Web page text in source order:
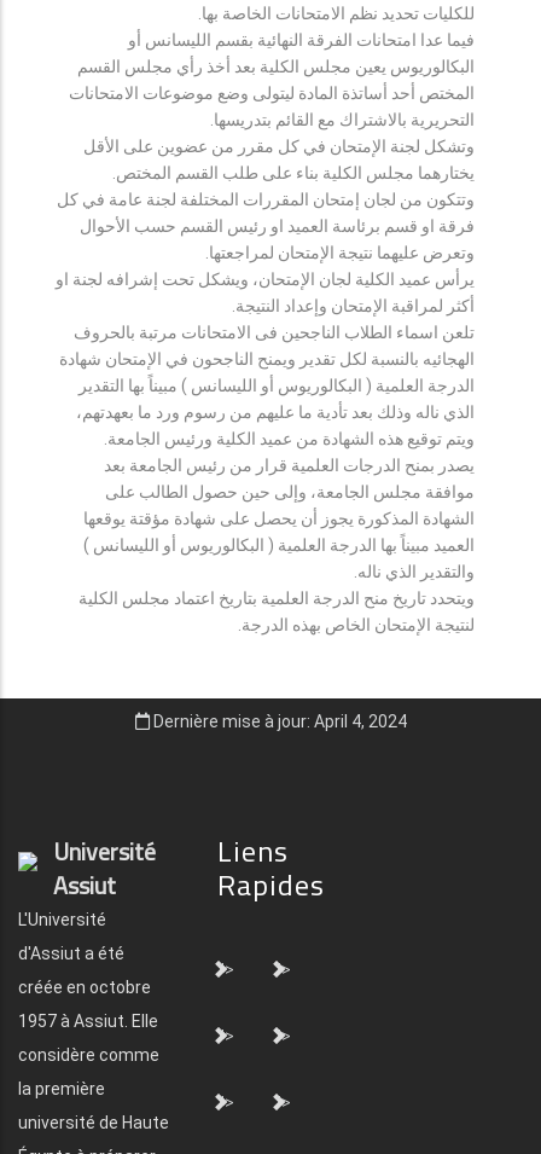
للكليات تحديد نظم الامتحانات الخاصة بها.
فيما عدا امتحانات الفرقة النهائية بقسم الليسانس أو
البكالوريوس يعين مجلس الكلية بعد أخذ رأي مجلس القسم
المختص أحد أساتذة المادة ليتولى وضع موضوعات الامتحانات
التحريرية بالاشتراك مع القائم بتدريسها.
وتشكل لجنة الإمتحان في كل مقرر من عضوين على الأقل
يختارهما مجلس الكلية بناء على طلب القسم المختص.
وتتكون من لجان إمتحان المقررات المختلفة لجنة عامة في كل
فرقة او قسم برئاسة العميد او رئيس القسم حسب الأحوال
وتعرض عليهما نتيجة الإمتحان لمراجعتها.
يرأس عميد الكلية لجان الإمتحان، ويشكل تحت إشرافه لجنة او
أكثر لمراقبة الإمتحان وإعداد النتيجة.
تلعن اسماء الطلاب الناجحين فى الامتحانات مرتبة بالحروف
الهجائيه بالنسبة لكل تقدير ويمنح الناجحون في الإمتحان شهادة
الدرجة العلمية ( البكالوريوس أو الليسانس ) مبيناً بها التقدير
الذي ناله وذلك بعد تأدية ما عليهم من رسوم ورد ما بعهدتهم،
ويتم توقيع هذه الشهادة من عميد الكلية ورئيس الجامعة.
يصدر بمنح الدرجات العلمية قرار من رئيس الجامعة بعد
موافقة مجلس الجامعة، وإلى حين حصول الطالب على
الشهادة المذكورة يجوز أن يحصل على شهادة مؤقتة يوقعها
العميد مبيناً بها الدرجة العلمية ( البكالوريوس أو الليسانس )
والتقدير الذي ناله.
ويتحدد تاريخ منح الدرجة العلمية بتاريخ اعتماد مجلس الكلية
لنتيجة الإمتحان الخاص بهذه الدرجة.
Dernière mise à jour: April 4, 2024
Université
Assiut
L'Université
d'Assiut a été
créée en octobre
1957 à Assiut. Elle
considère comme
la première
université de Haute
Liens
Rapides
"> ">
"> ">
"> ">